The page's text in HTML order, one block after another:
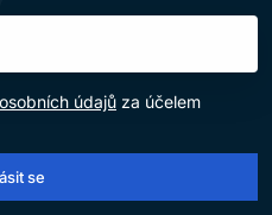
údajů za účelem
se